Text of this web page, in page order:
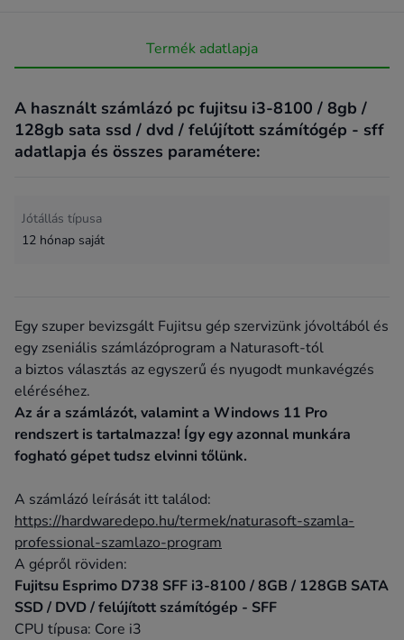
Termék adatlapja
A használt számlázó pc fujitsu i3-8100 / 8gb /
128gb sata ssd / dvd / felújított számítógép - sff
adatlapja és összes paramétere:
Jótállás típusa
12 hónap saját
Egy szuper bevizsgált Fujitsu gép szervizünk jóvoltából és
egy zseniális számlázóprogram a Naturasoft-tól
a biztos választás az egyszerű és nyugodt munkavégzés
eléréséhez.
Az ár a számlázót, valamint a Windows 11 Pro
rendszert is tartalmazza! Így egy azonnal munkára
fogható gépet tudsz elvinni tőlünk.
A számlázó leírását itt találod:
https://hardwaredepo.hu/termek/naturasoft-szamla-
professional-szamlazo-program
A gépről röviden:
Fujitsu Esprimo D738 SFF i3-8100 / 8GB / 128GB SATA
SSD / DVD / felújított számítógép - SFF
CPU típusa: Core i3